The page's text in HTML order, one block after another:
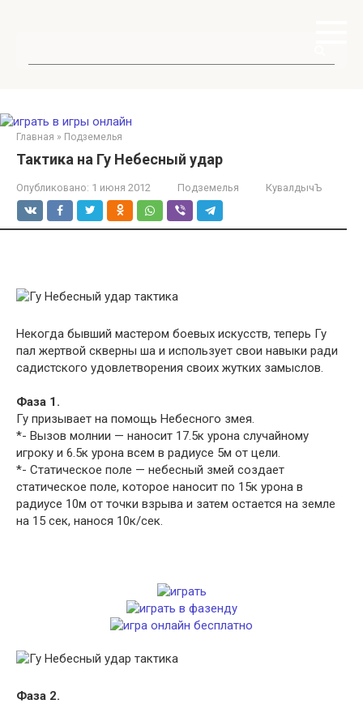
Главная » Подземелья
Тактика на Гу Небесный удар
Опубликовано: 1 июня 2012 Подземелья КувалдычЪ
Некогда бывший мастером боевых искусств, теперь Гу
пал жертвой скверны ша и использует свои навыки ради
садистского удовлетворения своих жутких замыслов.
Фаза 1.
Гу призывает на помощь Небесного змея.
*- Вызов молнии — наносит 17.5к урона случайному
игроку и 6.5к урона всем в радиусе 5м от цели.
*- Статическое поле — небесный змей создает
статическое поле, которое наносит по 15к урона в
радиусе 10м от точки взрыва и затем остается на земле
на 15 сек, нанося 10к/сек.
Фаза 2.